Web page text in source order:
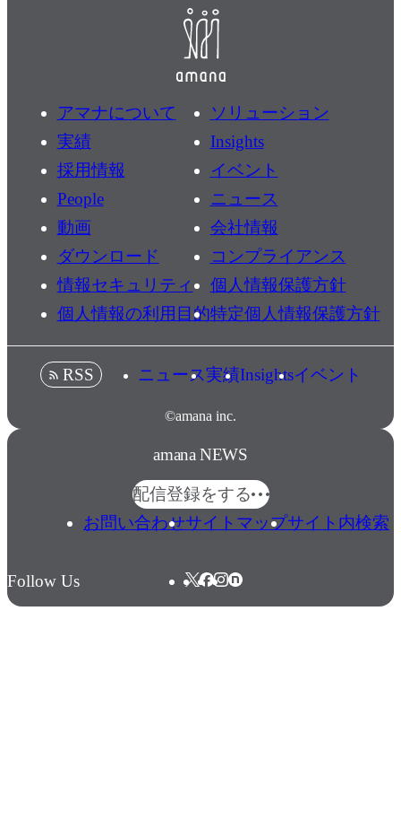
アマナについて
ソリューション
実績
Insights
採用情報
イベント
People
ニュース
動画
会社情報
ダウンロード
コンプライアンス
情報セキュリティ
個人情報保護方針
個人情報の利用目的特定個人情報保護方針
©amana inc.
RSS ニュース実績Insightsイベント
amana NEWS
配信登録をする
お問い合わせサイトマップサイト内検索
Follow Us